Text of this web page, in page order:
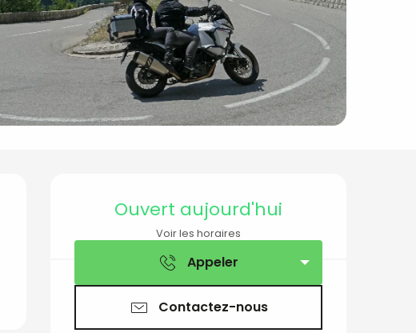
Ouverture et
Ouvert aujourd'hui
Voir les horaires
Appeler
Contactez-nous